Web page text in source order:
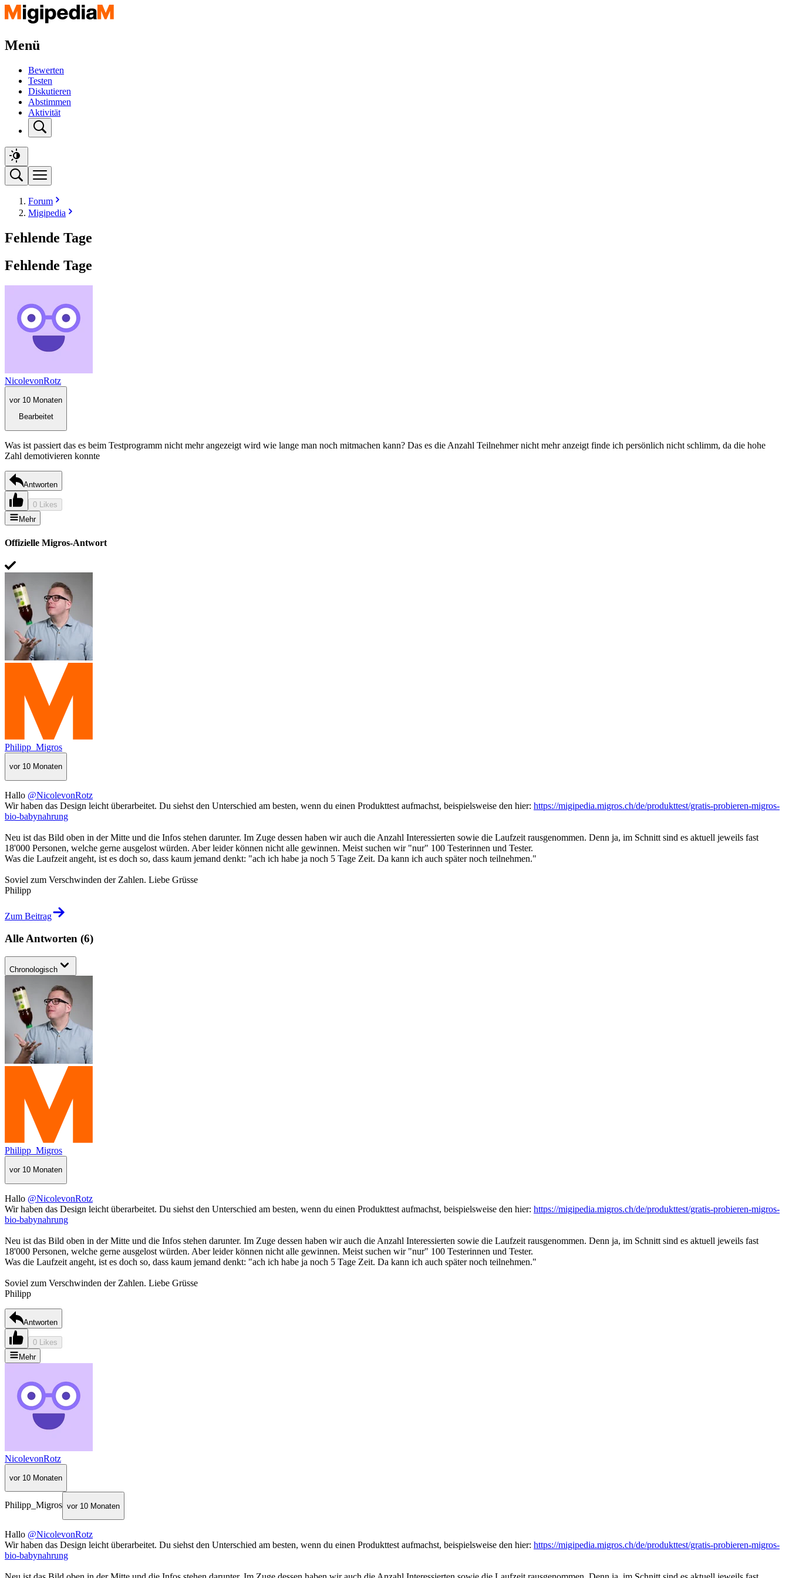
Menü
Bewerten
Testen
Diskutieren
Abstimmen
Aktivität
Forum
Migipedia
Fehlende Tage
Fehlende Tage
NicolevonRotz
vor 10 Monaten
Bearbeitet
Was ist passiert das es beim Testprogramm nicht mehr angezeigt wird wie lange man noch mitmachen kann? Das es die Anzahl Teilnehmer nicht mehr anzeigt finde ich persönlich nicht schlimm, da die hohe
Zahl demotivieren konnte
Antworten
0 Likes
Mehr
Offizielle Migros-Antwort
Philipp_Migros
vor 10 Monaten
Hallo @NicolevonRotz
Wir haben das Design leicht überarbeitet. Du siehst den Unterschied am besten, wenn du einen Produkttest aufmachst, beispielsweise den hier: https://migipedia.migros.ch/de/produkttest/gratis-probieren-migros-
bio-babynahrung
Neu ist das Bild oben in der Mitte und die Infos stehen darunter. Im Zuge dessen haben wir auch die Anzahl Interessierten sowie die Laufzeit rausgenommen. Denn ja, im Schnitt sind es aktuell jeweils fast
18'000 Personen, welche gerne ausgelost würden. Aber leider können nicht alle gewinnen. Meist suchen wir "nur" 100 Testerinnen und Tester.
Was die Laufzeit angeht, ist es doch so, dass kaum jemand denkt: "ach ich habe ja noch 5 Tage Zeit. Da kann ich auch später noch teilnehmen."
Soviel zum Verschwinden der Zahlen. Liebe Grüsse
Philipp
Zum Beitrag
Alle Antworten (6)
Chronologisch
Philipp_Migros
vor 10 Monaten
Hallo @NicolevonRotz
Wir haben das Design leicht überarbeitet. Du siehst den Unterschied am besten, wenn du einen Produkttest aufmachst, beispielsweise den hier: https://migipedia.migros.ch/de/produkttest/gratis-probieren-migros-
bio-babynahrung
Neu ist das Bild oben in der Mitte und die Infos stehen darunter. Im Zuge dessen haben wir auch die Anzahl Interessierten sowie die Laufzeit rausgenommen. Denn ja, im Schnitt sind es aktuell jeweils fast
18'000 Personen, welche gerne ausgelost würden. Aber leider können nicht alle gewinnen. Meist suchen wir "nur" 100 Testerinnen und Tester.
Was die Laufzeit angeht, ist es doch so, dass kaum jemand denkt: "ach ich habe ja noch 5 Tage Zeit. Da kann ich auch später noch teilnehmen."
Soviel zum Verschwinden der Zahlen. Liebe Grüsse
Philipp
Antworten
0 Likes
Mehr
NicolevonRotz
vor 10 Monaten
Philipp_Migros vor 10 Monaten
Hallo @NicolevonRotz
Wir haben das Design leicht überarbeitet. Du siehst den Unterschied am besten, wenn du einen Produkttest aufmachst, beispielsweise den hier: https://migipedia.migros.ch/de/produkttest/gratis-probieren-migros-
bio-babynahrung